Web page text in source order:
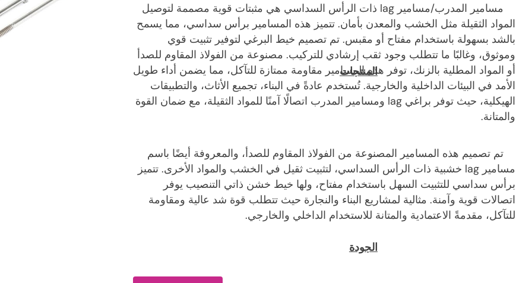
المنتجات
الجودة
مسامير المدرب/مسامير lag ذات الرأس السداسي هي مثبتات قوية مصممة لتوصيل
المواد الثقيلة مثل الخشب والمعدن بأمان. تتميز هذه المسامير برأس سداسي، مما يسمح
بالشد بسهولة باستخدام مفتاح أو مقبس. تم تصميم خيط البرغي لتوفير تثبيت قوي
وموثوق، وغالبًا ما تتطلب وجود ثقب إرشادي للتركيب. مصنوعة من الفولاذ المقاوم للصدأ
أو المواد المطلية بالزنك، توفر هذه المسامير مقاومة ممتازة للتآكل، مما يضمن أداء طويل
الأمد في البيئات الداخلية والخارجية. تُستخدم عادةً في البناء، تجميع الأثاث، والتطبيقات
الهيكلية، حيث توفر براغي lag ومسامير المدرب اتصالًا آمنًا للمواد الثقيلة، مع ضمان القوة
والمتانة.
تم تصميم هذه المسامير المصنوعة من الفولاذ المقاوم للصدأ، والمعروفة أيضًا باسم
مسامير lag خشبية ذات الرأس السداسي، لتثبيت ثقيل في الخشب والمواد الأخرى. تتميز
برأس سداسي للتثبيت السهل باستخدام مفتاح، ولها خيط خشن ذاتي التنصيب يوفر
اتصالات قوية وآمنة. مثالية لمشاريع البناء والنجارة حيث تتطلب قوة شد عالية ومقاومة
للتآكل، مقدمةً الاعتمادية والمتانة للاستخدام الداخلي والخارجي.